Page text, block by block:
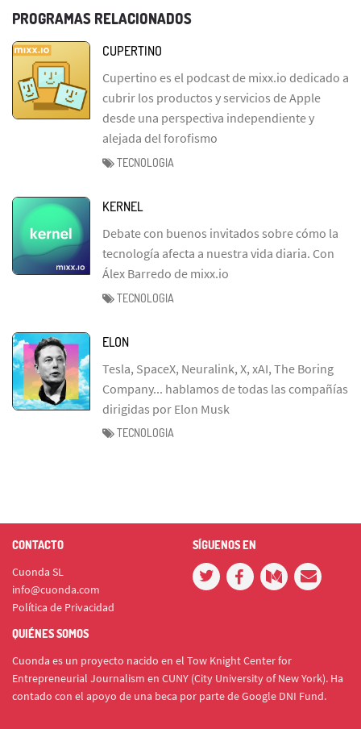
PROGRAMAS RELACIONADOS
CUPERTINO
Cupertino es el podcast de mixx.io dedicado a
cubrir los productos y servicios de Apple
desde una perspectiva independiente y
alejada del forofismo
TECNOLOGIA
KERNEL
Debate con buenos invitados sobre cómo la
tecnología afecta a nuestra vida diaria. Con
Álex Barredo de mixx.io
TECNOLOGIA
ELON
Tesla, SpaceX, Neuralink, X, xAI, The Boring
Company... hablamos de todas las compañías
dirigidas por Elon Musk
TECNOLOGIA
CONTACTO
Cuonda SL
info@cuonda.com
Política de Privacidad
SÍGUENOS EN
QUIÉNES SOMOS
Cuonda es un proyecto nacido en el Tow Knight Center for
Entrepreneurial Journalism en CUNY (City University of New York). Ha
contado con el apoyo de una beca por parte de Google DNI Fund.